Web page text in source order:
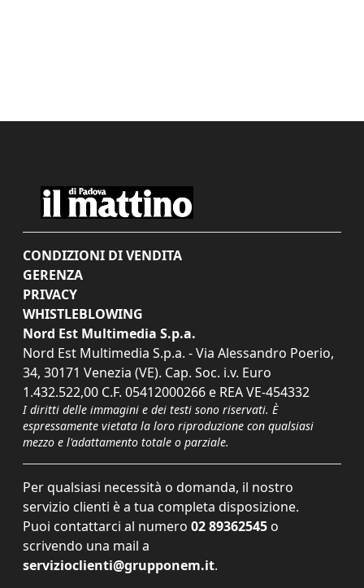
CONDIZIONI DI VENDITA
GERENZA
PRIVACY
WHISTLEBLOWING
Nord Est Multimedia S.p.a.
Nord Est Multimedia S.p.a. - Via Alessandro Poerio,
34, 30171 Venezia (VE). Cap. Soc. i.v. Euro
1.432.522,00 C.F. 05412000266 e REA VE-454332
I diritti delle immagini e dei testi sono riservati. È
espressamente vietata la loro riproduzione con qualsiasi
mezzo e l'adattamento totale o parziale.
Per qualsiasi necessità o domanda, il nostro
servizio clienti è a tua completa disposizione.
Puoi contattarci al numero 02 89362545 o
scrivendo una mail a
servizioclienti@grupponem.it.